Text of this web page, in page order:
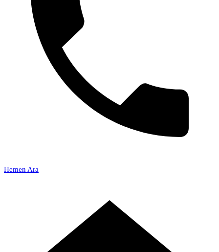
Hemen Ara